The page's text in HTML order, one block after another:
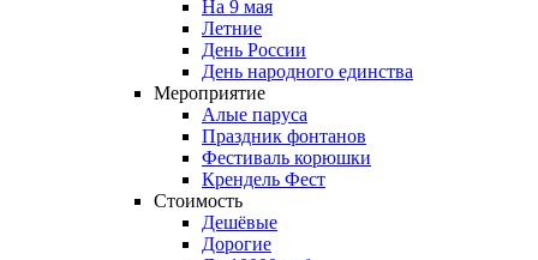
На 9 мая
Летние
День России
День народного единства
Мероприятие
Алые паруса
Праздник фонтанов
Фестиваль корюшки
Крендель Фест
Стоимость
Дешёвые
Дорогие